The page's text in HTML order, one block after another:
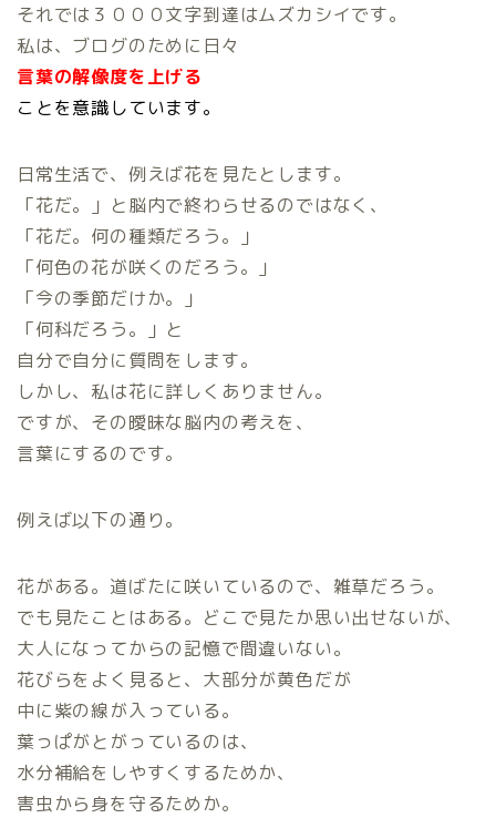
それでは３０００文字到達はムズカシイです。
私は、ブログのために日々
言葉の解像度を上げる
ことを意識しています。
日常生活で、例えば花を見たとします。
「花だ。」と脳内で終わらせるのではなく、
「花だ。何の種類だろう。」
「何色の花が咲くのだろう。」
「今の季節だけか。」
「何科だろう。」と
自分で自分に質問をします。
しかし、私は花に詳しくありません。
ですが、その曖昧な脳内の考えを、
言葉にするのです。
例えば以下の通り。
花がある。道ばたに咲いているので、雑草だろう。
でも見たことはある。どこで見たか思い出せないが、
大人になってからの記憶で間違いない。
花びらをよく見ると、大部分が黄色だが
中に紫の線が入っている。
葉っぱがとがっているのは、
水分補給をしやすくするためか、
害虫から身を守るためか。